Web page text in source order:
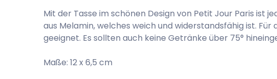
Mit der Tasse im schönen Design von Petit Jour Paris ist
aus Melamin, welches weich und widerstandsfähig ist.
geeignet. Es sollten auch keine Getränke über 75°
Maße: 12 x 6,5 cm